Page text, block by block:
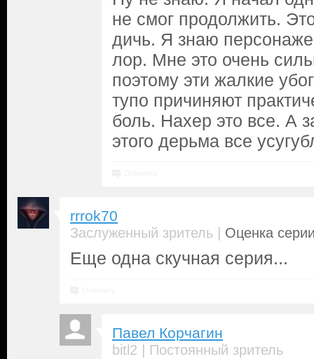
не смог продолжить.
дичь. Я знаю
лор. Мне это очень
поэтому эти жалкие
тупо причиняют
боль. Нахер это все. А
этого дерьма все
rrrok70
Заслуженный зритель | Оценка
Еще одна скучная серия...
Павел Корчагин
bitl2 | Постоянный зритель